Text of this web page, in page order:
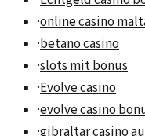
·online casino
·betano casino
·slots mit bonus
·Evolve casino
·evolve casino
·gibraltar casino